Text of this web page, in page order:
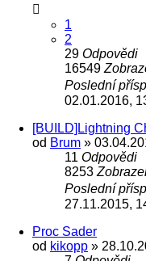
1
2
29 Odpovědi
16549
Poslední
02.01.2016,
[BUILD]Lightning
od Brum »
11 Odpovědi
8253
Poslední
27.11.2015,
Proc Sader
od kikopp »